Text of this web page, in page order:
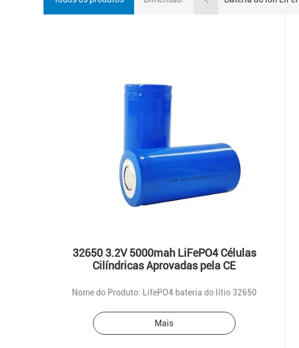
32650 3.2V 5000mah LiFePO4 Células
Cilíndricas Aprovadas pela CE
Nome do Produto: LifePO4 bateria do lítio 32650
Mais